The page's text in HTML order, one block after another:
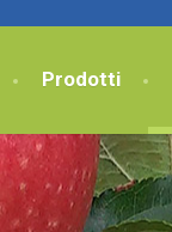
Prodotti